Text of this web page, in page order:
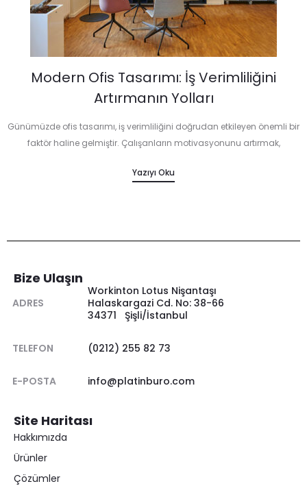
Modern Ofis Tasarımı: İş Verimliliğini
Artırmanın Yolları
Günümüzde ofis tasarımı, iş verimliliğini doğrudan etkileyen önemli bir
faktör haline gelmiştir. Çalışanların motivasyonunu artırmak,
iyileştirmek için modern ofis tasarımı büyük rol oynar.…
Yazıyı Oku
Bize Ulaşın
ADRES
Workinton Lotus Nişantaşı
Halaskargazi Cd. No: 38-66
34371 Şişli/İstanbul
TELEFON (0212) 255 82 73
E-POSTA info@platinburo.com
Site Haritası
Hakkımızda
Ürünler
Çözümler